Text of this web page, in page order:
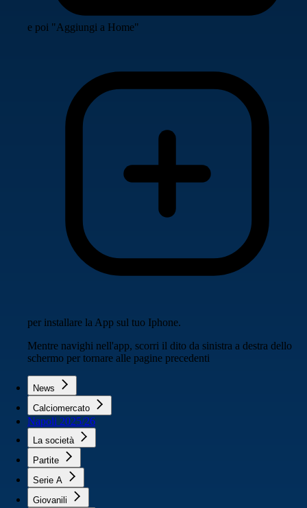
e poi "Aggiungi a Home"
per installare la App sul tuo Iphone.
Mentre navighi nell'app, scorri il dito da sinistra a destra dello
schermo per tornare alle pagine precedenti
News
Calciomercato
Napoli 2025/26
La società
Partite
Serie A
Giovanili